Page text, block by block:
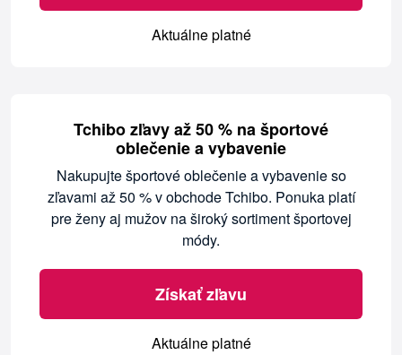
Aktuálne platné
Tchibo zľavy až 50 % na športové
oblečenie a vybavenie
Nakupujte športové oblečenie a vybavenie so
zľavami až 50 % v obchode Tchibo. Ponuka platí
pre ženy aj mužov na široký sortiment športovej
módy.
Získať zľavu
Aktuálne platné